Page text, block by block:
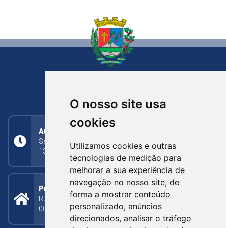
O nosso site usa
cookies
Utilizamos cookies e outras
tecnologias de medição para
melhorar a sua experiência de
navegação no nosso site, de
forma a mostrar conteúdo
personalizado, anúncios
direcionados, analisar o tráfego
Atendimento
Segunda a Sexta: 8h às 11h30min (manhã);
13h30min às 17h (tarde)
Prefeitura Municipal
Rua Silva Jardim, 505 - Bairro Centro - CEP: 95340-
000